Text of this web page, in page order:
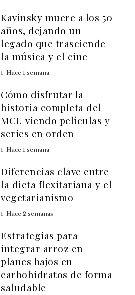
Kavinsky muere a los 50
años, dejando un
legado que trasciende
la música y el cine
Hace 1 semana
Cómo disfrutar la
historia completa del
MCU viendo películas y
series en orden
Hace 1 semana
Diferencias clave entre
la dieta flexitariana y el
vegetarianismo
Hace 2 semanas
Estrategias para
integrar arroz en
planes bajos en
carbohidratos de forma
saludable